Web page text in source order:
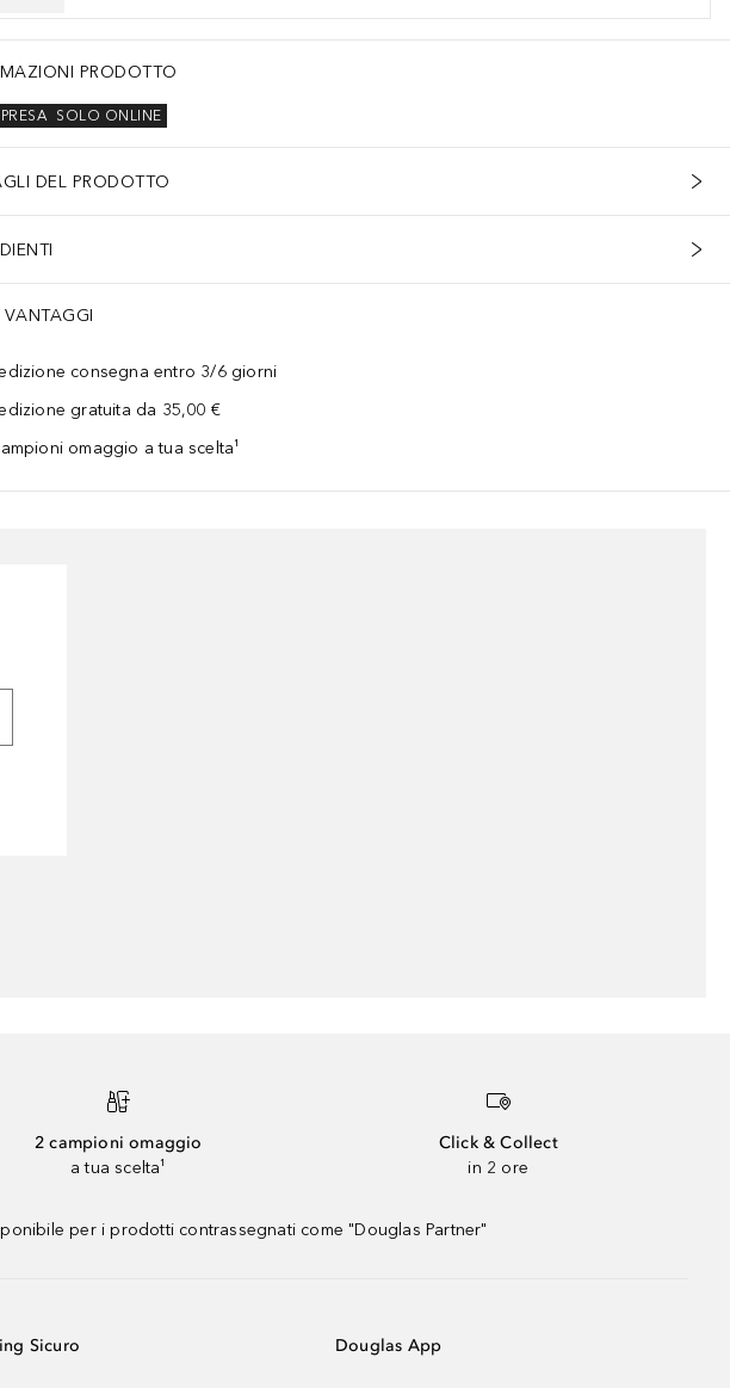
PRODOTTO
SOLO ONLINE
DEL PRODOTTO
consegna entro 3/6 giorni
gratuita da 35,00 €
omaggio a tua scelta¹
2 campioni omaggio
a tua scelta¹
Click & Collect
in 2 ore
per i prodotti contrassegnati come "Douglas Partner"
Sicuro Douglas App